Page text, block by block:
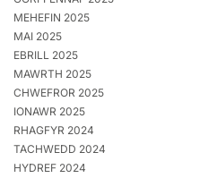
MEHEFIN 2025
MAI 2025
EBRILL 2025
MAWRTH 2025
CHWEFROR 2025
IONAWR 2025
RHAGFYR 2024
TACHWEDD 2024
HYDREF 2024